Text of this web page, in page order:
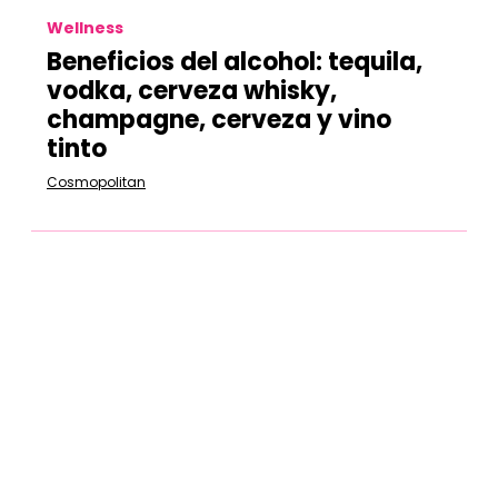
Wellness
Beneficios del alcohol: tequila,
vodka, cerveza whisky,
champagne, cerveza y vino
tinto
Cosmopolitan